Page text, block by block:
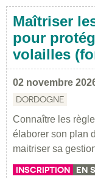
Maîtriser
pour
volailles
02 novembre
DORDOGNE
Connaître les
élaborer son plan
maitriser sa
INSCRIPTION EN